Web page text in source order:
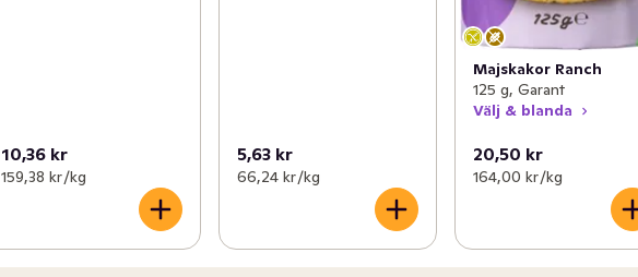
10,36 kr
159,38 kr /kg
5,63 kr
66,24 kr /kg
Majskakor Ranch
125 g, Garant
Välj & blanda
20,50 kr
164,00 kr /kg